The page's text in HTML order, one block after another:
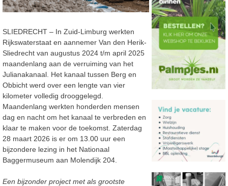
SLIEDRECHT – In Zuid-Limburg werkten
Rijkswaterstaat en aannemer Van den Herik-
Sliedrecht van augustus 2024 t/m april 2025
maandenlang aan de verruiming van het
Julianakanaal. Het kanaal tussen Berg en
Obbicht werd over een lengte van vier
kilometer volledig drooggelegd.
Maandenlang werkten honderden mensen
dag en nacht om het kanaal te verbreden en
klaar te maken voor de toekomst. Zaterdag
28 maart 2026 is er om 13.00 uur een
bijzondere lezing in het Nationaal
Baggermuseum aan Molendijk 204.
Een bijzonder project met als grootste